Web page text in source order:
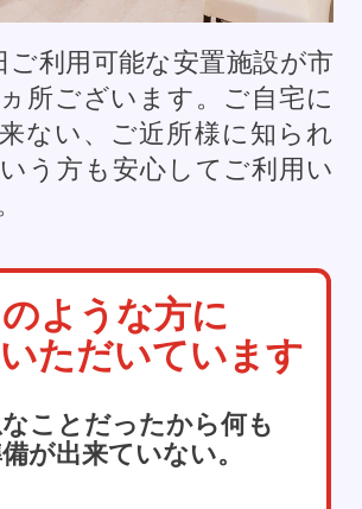
ご利用可能な安置施設が市
所ございます。ご自宅に
ない、ご近所様に知られ
う方も安心してご利用い
ような方に
ただいています
ことだったから何も
が出来ていない。